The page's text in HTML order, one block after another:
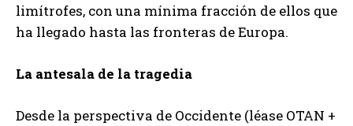
limítrofes, con una mínima fracción de ellos que
ha llegado hasta las fronteras de Europa.
La antesala de la tragedia
Desde la perspectiva de Occidente (léase OTAN +